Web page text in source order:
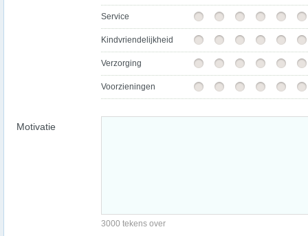
Service
Kindvriendelijkheid
Verzorging
Voorzieningen
Motivatie
3000 tekens over